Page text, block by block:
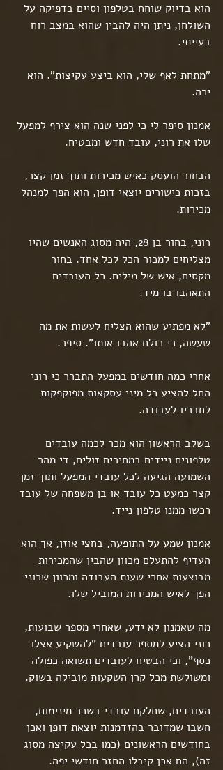
הוא בדיוק שוחח בטלפון וסיים בדפיקה על
השולחן, ניתן היה להבין שהוא במצב רוח
בעייתי.
"מתחת לאף שלי, הוא ביצע עקיצות". הוא
ירה.
אמנון סיפר לי כי לפני שנה הוא צירף למפעל
שלו את רוני, עובד חדש ומבטיח.
הבחור הועסק כאיש מכירות ותוך זמן קצר,
בזכות כישורים יוצאי דופן, הוא הפך למנהל
מכירות.
רוני, בחור בן 28, היה מסוג האנשים שהיו
מצליחים למכור הכל לכל אחד. בחור
מקסים, איש של מילים. כל העובדים
התאהבו בו מיד.
"לא מפתיע שהוא הצליח לעשות את מה
שעשה, כי כולם אהבו אותו". סיפר.
אחרי כמה חודשים במפעל התברר כי רוני
החל להציע כל מיני עסקאות מפוקפקות
לחבריו לעבודה.
בשלב הראשון הוא מכר לכמה עובדים
טלפונים ניידים במחירים זולים, די מהר
השמועה הגיעה לכל עובדי המפעל ותוך זמן
קצר כמעט כל עובד או בן משפחה של עובד
רכשו ממנו טלפון נייד.
אמנון שמע על התופעה, בחצי אוזן, אך הוא
העדיף להתעלם מכוון שהבין שהמכירות
מבוצעות אחרי שעות העבודה ומכוון שרוני
הפך לאיש המכירות המוביל שלו.
מה שאמנון לא ידע, שאחרי מספר שבועות,
רוני הציע למספר עובדים "להשקיע אצלו
כסף", וכי הבטיח לעובדים תשואה כפולה
ומשולשת מכל קרן השקעות מובילה בשוק.
העובדים, שחלקם עובדי בשכר מינימום,
חשבו שמדובר בהזדמנות יוצאת דופן ואכן
בחודשים הראשונים (כמו בכל עקיצה מסוג
זה), הם אכן קיבלו החזר חודשי יפה.